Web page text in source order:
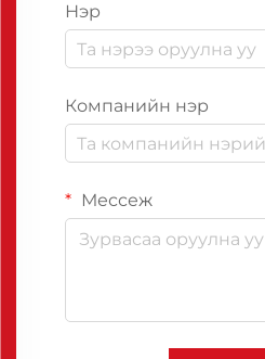
Нэр
Компанийн нэр
Мессеж